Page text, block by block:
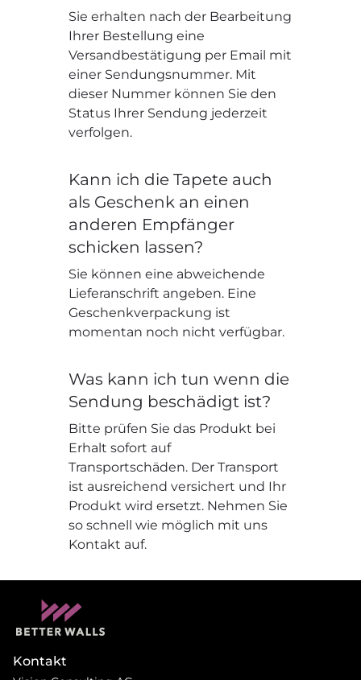
Sie erhalten nach der Bearbeitung
Ihrer Bestellung eine
Versandbestätigung per Email mit
einer Sendungsnummer. Mit
dieser Nummer können Sie den
Status Ihrer Sendung jederzeit
verfolgen.
Kann ich die Tapete auch
als Geschenk an einen
anderen Empfänger
schicken lassen?
Sie können eine abweichende
Lieferanschrift angeben. Eine
Geschenkverpackung ist
momentan noch nicht verfügbar.
Was kann ich tun wenn die
Sendung beschädigt ist?
Bitte prüfen Sie das Produkt bei
Erhalt sofort auf
Transportschäden. Der Transport
ist ausreichend versichert und Ihr
Produkt wird ersetzt. Nehmen Sie
so schnell wie möglich mit uns
Kontakt auf.
Kontakt